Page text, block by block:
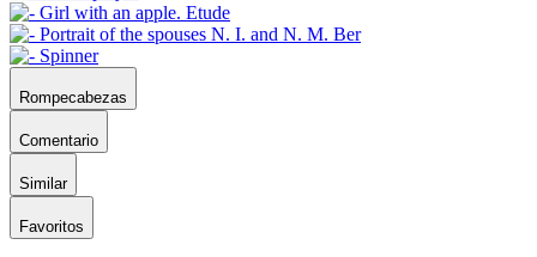
Rompecabezas
Comentario
Similar
Favoritos